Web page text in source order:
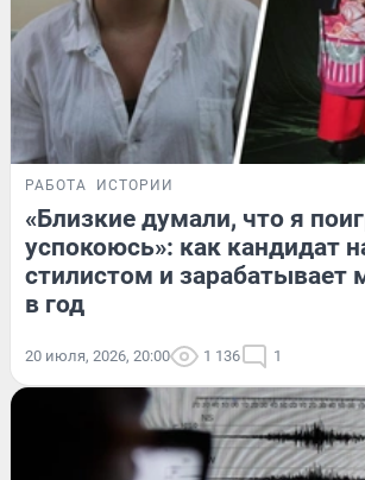
РАБОТА ИСТОРИИ
«Близкие думали, что я
успокоюсь»: как кандидат
стилистом и зарабатывает
в год
20 июля, 2026, 20:00 1 136 1